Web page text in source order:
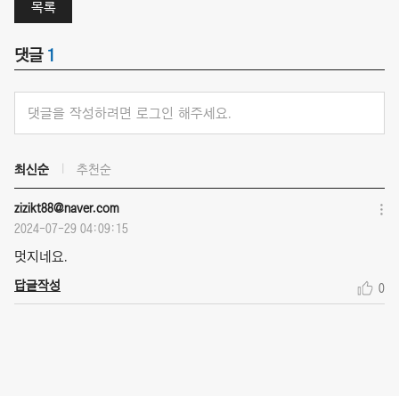
목록
댓글 1
댓글을 작성하려면 로그인 해주세요.
최신순 추천순
zizikt88@naver.com
2024-07-29 04:09:15
멋지네요.
답글작성 0